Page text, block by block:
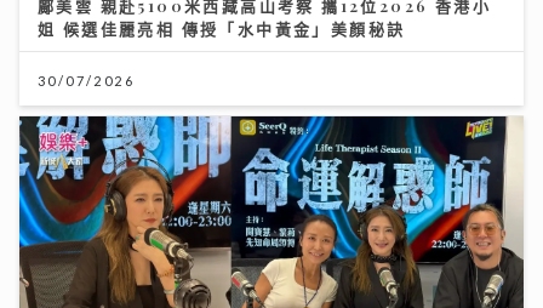
鄺美雲 親赴5100米西藏高山考察 攜12位2026 香港小
姐 候選佳麗亮相 傳授「水中黃金」美顏秘訣
30/07/2026